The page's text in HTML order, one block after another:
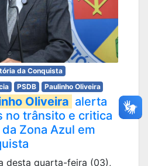
da Conquista
PSDB Paulinho Oliveira
Oliveira alerta
no trânsito e critica
Zona Azul em
desta quarta-feira (03),